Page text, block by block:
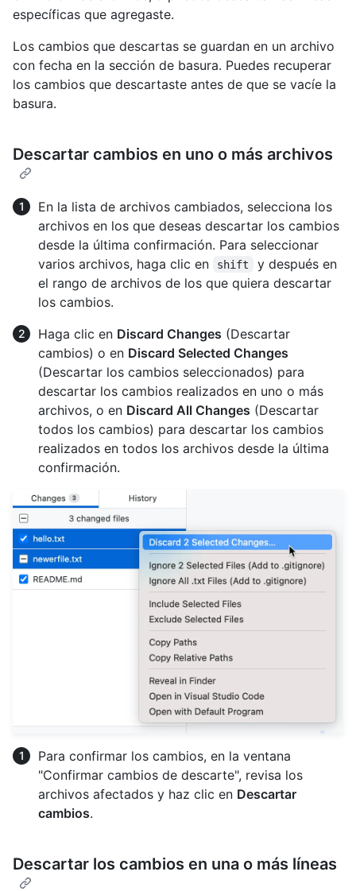
específicas que agregaste.
Los cambios que descartas se guardan en un archivo
con fecha en la sección de basura. Puedes recuperar
los cambios que descartaste antes de que se vacíe la
basura.
Descartar cambios en uno o más archivos
En la lista de archivos cambiados, selecciona los
archivos en los que deseas descartar los cambios
desde la última confirmación. Para seleccionar
varios archivos, haga clic en
shift
y después en
el rango de archivos de los que quiera descartar
los cambios.
Haga clic en Discard Changes (Descartar
cambios) o en Discard Selected Changes
(Descartar los cambios seleccionados) para
descartar los cambios realizados en uno o más
archivos, o en Discard All Changes (Descartar
todos los cambios) para descartar los cambios
realizados en todos los archivos desde la última
confirmación.
Para confirmar los cambios, en la ventana
"Confirmar cambios de descarte", revisa los
archivos afectados y haz clic en Descartar
cambios.
Descartar los cambios en una o más líneas